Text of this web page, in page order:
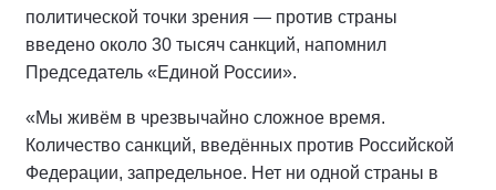
политической точки зрения — против страны
введено около 30 тысяч санкций, напомнил
Председатель «Единой России».
«Мы живём в чрезвычайно сложное время.
Количество санкций, введённых против Российской
Федерации, запредельное. Нет ни одной страны в